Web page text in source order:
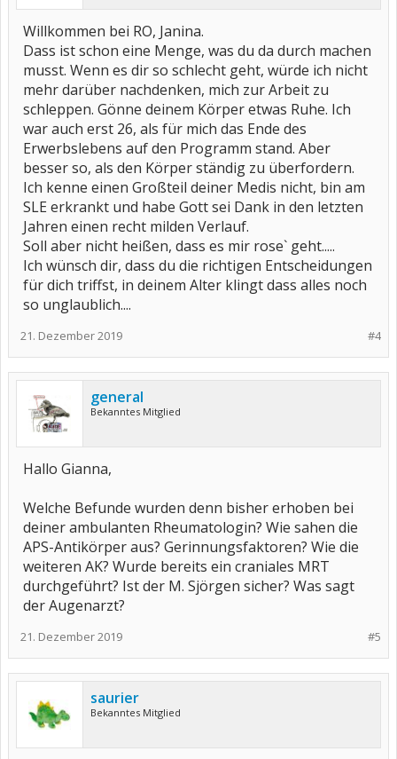
Plan ist nun erneute stationäre Aufnahme am 29.01. Zur Ilomedin
Behandlung und ggf weiteren Diagnostik, weil ich ihn so genervt
habe dass ich eine Abklärung möchte.
Meine Symptome von 18 kg Gewichtsverlust bei normaler
Ernährung in nichtmal einem Jahr, trockene, tote Haut an den
Händen mit ständigen rissen und offenen Stellen an den
Fingerkuppen, massive Obstipation seit mehren Jahren (ich kann
teilweise bis zu drei Wochen nicht auf Toilette, zwei
darmspiegelungen und drei Gastroenterologen können mir nicht
helfen) hat er zur Kenntnis genommen aber nicht diagnostik
relevant gefunden auch nicht mit den Oberärzten besprochen.
Ich bin so nicht wirklich arbeitsfähig, weiß nicht was ich tun soll, und
bin völlig verzweifelt. Das einzige was er gemacht hat ist amlodipin
anzusetzen, was gefäßerweiternd und blutdrucksenkend wirken
soll.
Soll ich mich jetzt fünf Wochen krank schreiben lassen und
abwarten? Durchquälen und zur Arbeit gehen? Ich habe keine
Ahnung. Er meinte dass mäßige Bewegung gut sei, das sorgt für
neubildung von Gefäßen, ich solle mich aber nicht überanstrengen.
Was für eine Aussage... Ob ich arbeiten gehe, sei mir überlassen.
Montag muss ich zu meiner Hausärztin. Vielleicht kennt jemand
von euch einige meiner Symptome? Hat Ideen, Ratschläge oder
dankbar für jede Kleinigkeit, ich fühle mich so alleine...
Liebe Grüße,
Janina
Willkommen bei RO, Janina.
Dass ist schon eine Menge, was du da durch machen
musst. Wenn es dir so schlecht geht, würde ich nicht
mehr darüber nachdenken, mich zur Arbeit zu
schleppen. Gönne deinem Körper etwas Ruhe. Ich
war auch erst 26, als für mich das Ende des
Erwerbslebens auf den Programm stand. Aber
besser so, als den Körper ständig zu überfordern.
Ich kenne einen Großteil deiner Medis nicht, bin am
SLE erkrankt und habe Gott sei Dank in den letzten
Jahren einen recht milden Verlauf.
Soll aber nicht heißen, dass es mir rose` geht.....
Ich wünsch dir, dass du die richtigen Entscheidungen
für dich triffst, in deinem Alter klingt dass alles noch
so unglaublich....
#4
21. Dezember 2019
general
Bekanntes Mitglied
Hallo Gianna,
Welche Befunde wurden denn bisher erhoben bei
deiner ambulanten Rheumatologin? Wie sahen die
APS-Antikörper aus? Gerinnungsfaktoren? Wie die
weiteren AK? Wurde bereits ein craniales MRT
durchgeführt? Ist der M. Sjörgen sicher? Was sagt
der Augenarzt?
#5
21. Dezember 2019
saurier
Bekanntes Mitglied